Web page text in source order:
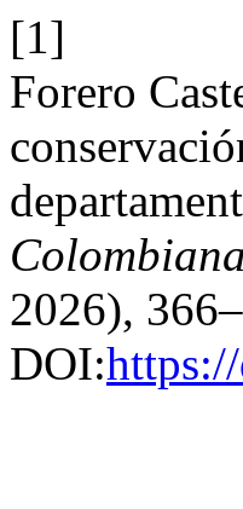
[1]
Forero
2026),
DOI: